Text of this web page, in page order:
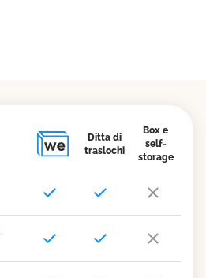
Ditta di
traslochi
Box e
self-
storage